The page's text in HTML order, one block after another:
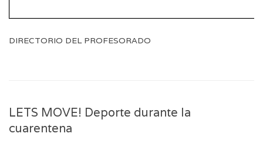
DIRECTORIO DEL PROFESORADO
LETS MOVE! Deporte durante la
cuarentena